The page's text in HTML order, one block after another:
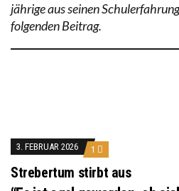
jährige aus seinen
folgenden Beitrag.
3. FEBRUAR 2026 1
Strebertum stirbt aus